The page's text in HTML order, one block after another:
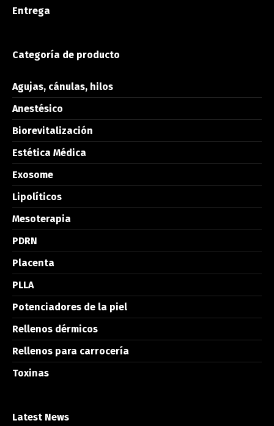
Entrega
Categoría de producto
Agujas, cánulas, hilos
Anestésico
Biorevitalización
Estética Médica
Exosome
Lipolíticos
Mesoterapia
PDRN
Placenta
PLLA
Potenciadores de la piel
Rellenos dérmicos
Rellenos para carrocería
Toxinas
Latest News